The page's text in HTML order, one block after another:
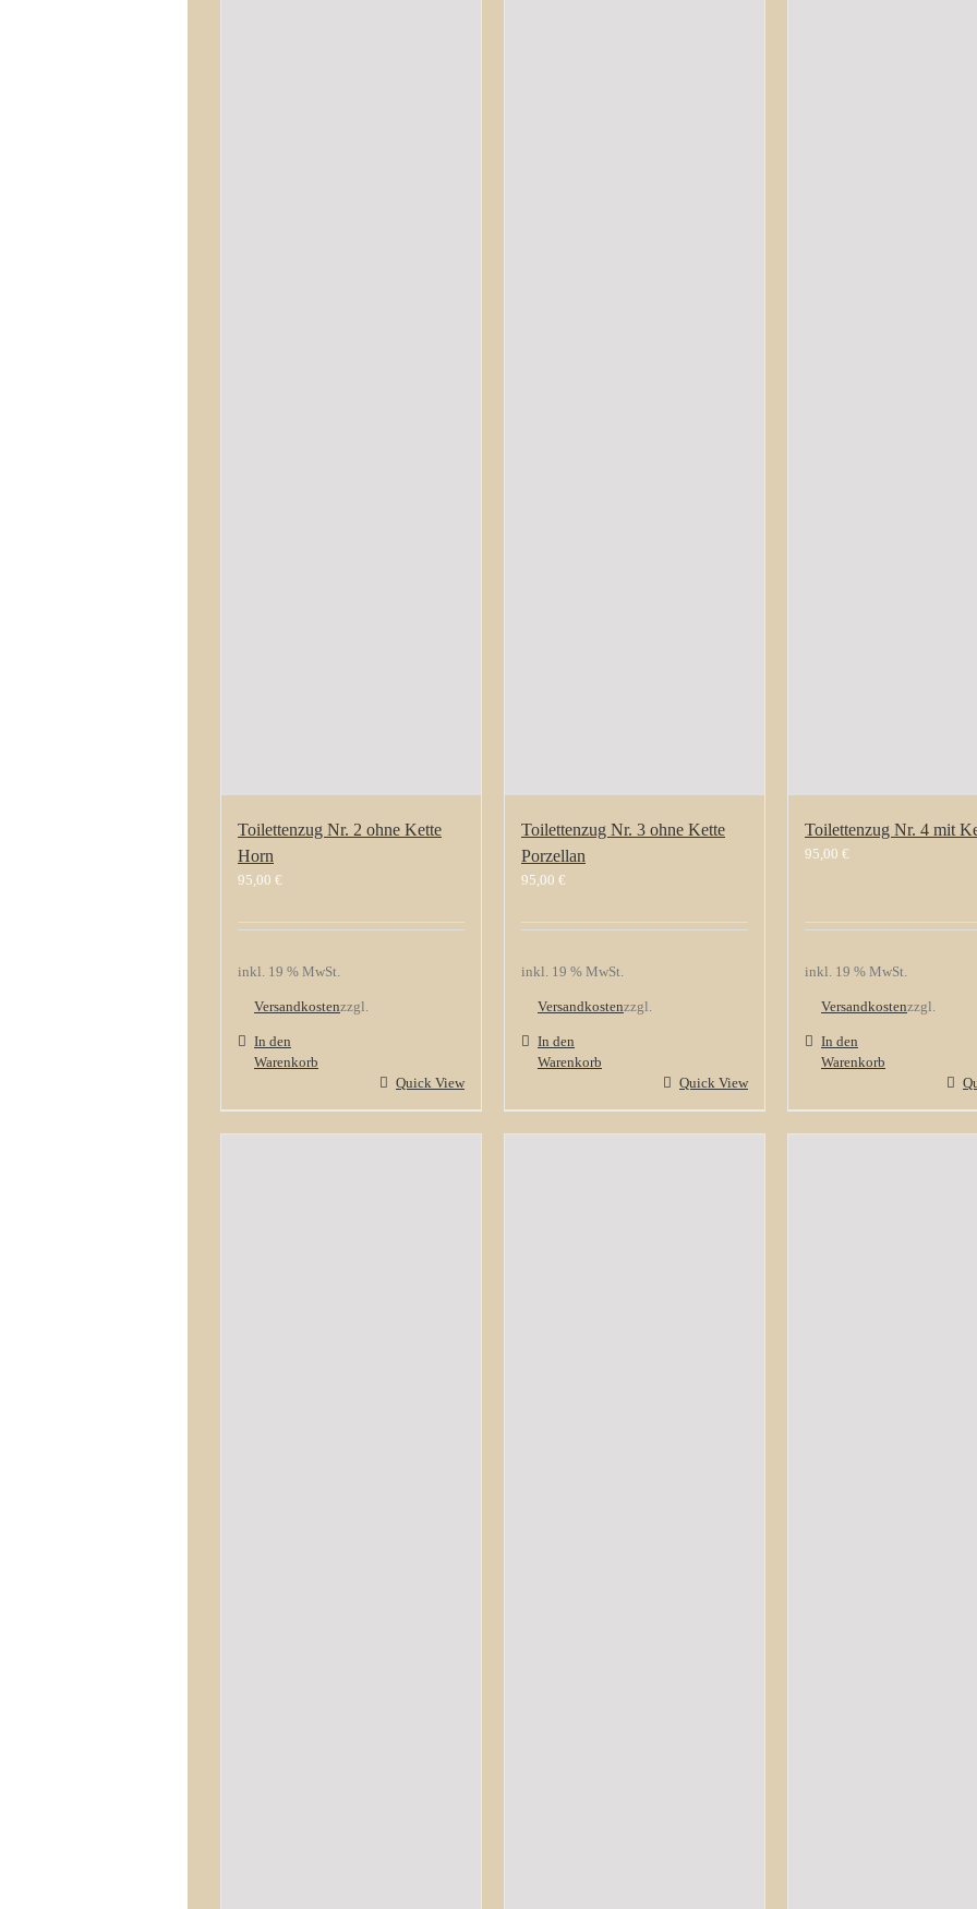
Toilettenzug Nr. 2 ohne Kette
Horn
95,00 €
inkl. 19 % MwSt.
zzgl.
Versandkosten
In den
Warenkorb
Quick View
Toilettenzug Nr. 3 ohne Kette
Porzellan
95,00 €
inkl. 19 % MwSt.
zzgl.
Versandkosten
In den
Warenkorb
Quick View
Toilettenzug Nr. 4 mit
95,00 €
inkl. 19 % MwSt.
zzgl.
Versandkosten
In den
Warenkorb